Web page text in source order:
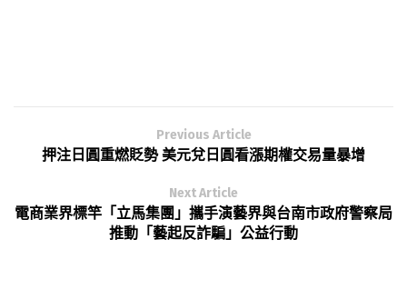
Previous Article
押注日圓重燃貶勢 美元兌日圓看漲期權交易量暴增
Next Article
電商業界標竿「立馬集團」攜手演藝界與台南市政府警察局
推動「藝起反詐騙」公益行動